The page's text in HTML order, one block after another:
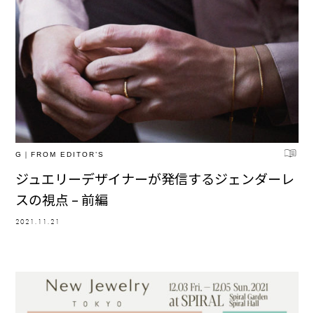
G｜FROM EDITOR’S
ジュエリーデザイナーが発信するジェンダーレ
スの視点 – 前編
2021.11.21